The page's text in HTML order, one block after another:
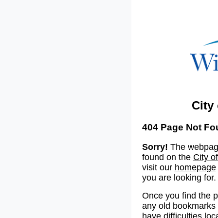
City
404 Page Not
Sorry! The
found on the City
visit our homepage
you are looking for.
Once you find the
any old
have difficulties